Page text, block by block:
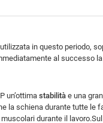
in questo periodo,
al successo
un’ottima stabilità e una
schiena durante tutte le
durante il